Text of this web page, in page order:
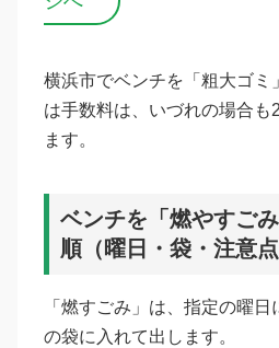
横浜市でベンチを「粗大ゴミ
は手数料は、いづれの場合も
ます。
ベンチを「燃やすご
順（曜日・袋・注意点
「燃すごみ」は、指定の曜
の袋に入れて出します。